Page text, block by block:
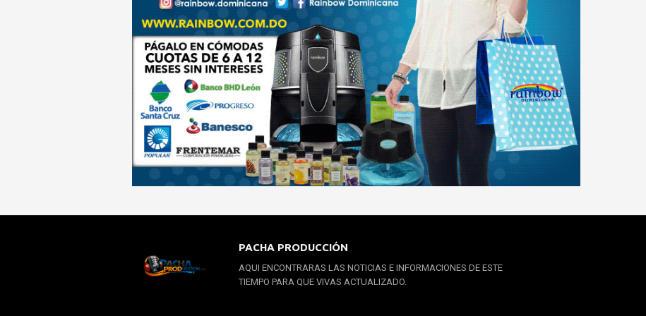
PACHA PRODUCCIÓN
AQUI ENCONTRARAS LAS NOTICIAS E INFORMACIONES DE ESTE
TIEMPO PARA QUE VIVAS ACTUALIZADO.